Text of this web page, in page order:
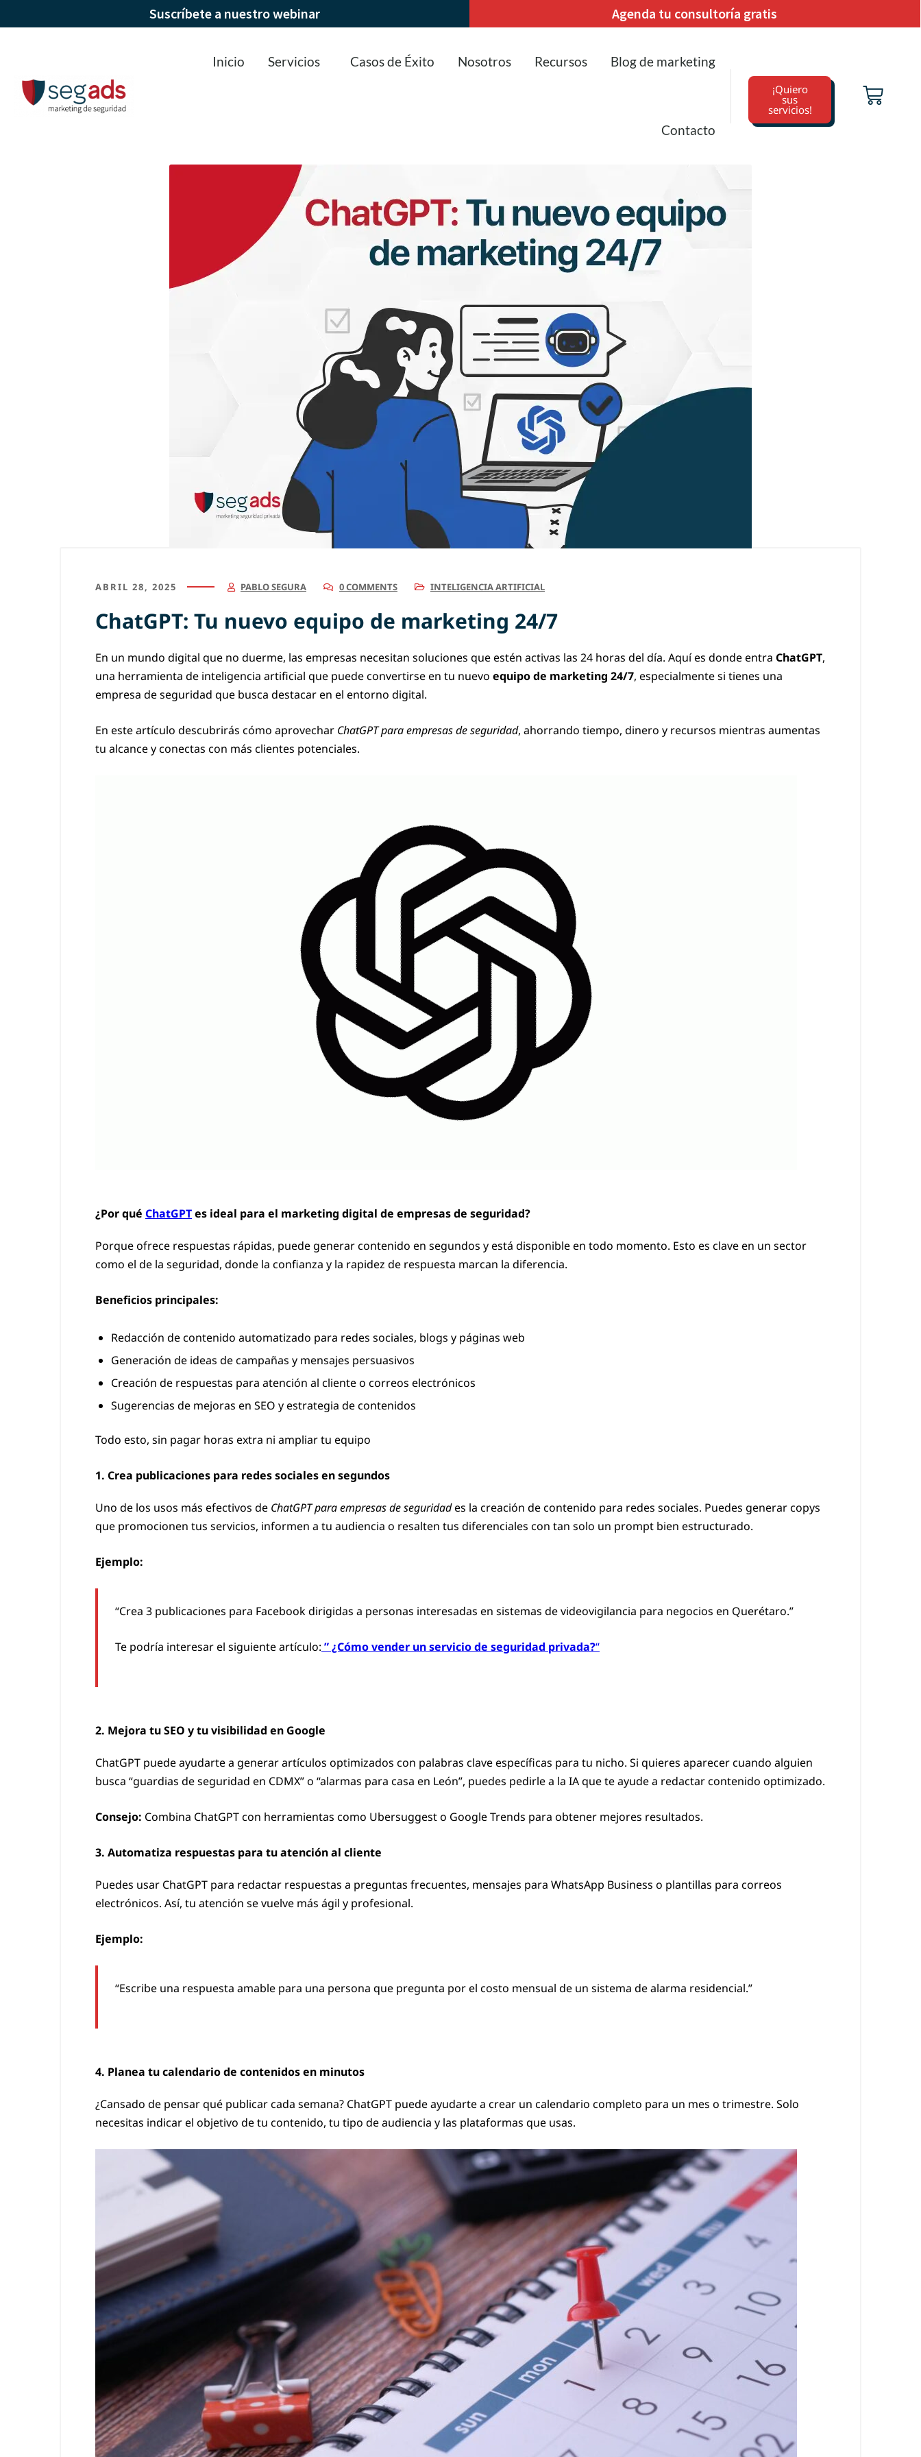
Suscríbete a nuestro webinar Agenda tu consultoría gratis
Inicio Servicios Casos de Éxito Nosotros Recursos Blog de marketing
Contacto
¡Quiero
sus
servicios!
ABRIL 28, 2025 PABLO SEGURA 0 COMMENTS INTELIGENCIA ARTIFICIAL
ChatGPT: Tu nuevo equipo de marketing 24/7
En un mundo digital que no duerme, las empresas necesitan soluciones que estén activas las 24 horas del día. Aquí es donde entra ChatGPT,
una herramienta de inteligencia artificial que puede convertirse en tu nuevo equipo de marketing 24/7, especialmente si tienes una
empresa de seguridad que busca destacar en el entorno digital.
En este artículo descubrirás cómo aprovechar ChatGPT para empresas de seguridad, ahorrando tiempo, dinero y recursos mientras aumentas
tu alcance y conectas con más clientes potenciales.
¿Por qué ChatGPTes ideal para el marketing digital de empresas de seguridad?
Porque ofrece respuestas rápidas, puede generar contenido en segundos y está disponible en todo momento. Esto es clave en un sector
como el de la seguridad, donde la confianza y la rapidez de respuesta marcan la diferencia.
Beneficios principales:
Redacción de contenido automatizado para redes sociales, blogs y páginas web
Generación de ideas de campañas y mensajes persuasivos
Creación de respuestas para atención al cliente o correos electrónicos
Sugerencias de mejoras en SEO y estrategia de contenidos
Todo esto, sin pagar horas extra ni ampliar tu equipo
1. Crea publicaciones para redes sociales en segundos
Uno de los usos más efectivos de ChatGPT para empresas de seguridades la creación de contenido para redes sociales. Puedes generar copys
que promocionen tus servicios, informen a tu audiencia o resalten tus diferenciales con tan solo un prompt bien estructurado.
Ejemplo:
“Crea 3 publicaciones para Facebook dirigidas a personas interesadas en sistemas de videovigilancia para negocios en Querétaro.”
Te podría interesar el siguiente artículo: ” ¿Cómo vender un servicio de seguridad privada?“
2. Mejora tu SEO y tu visibilidad en Google
ChatGPT puede ayudarte a generar artículos optimizados con palabras clave específicas para tu nicho. Si quieres aparecer cuando alguien
busca “guardias de seguridad en CDMX” o “alarmas para casa en León”, puedes pedirle a la IA que te ayude a redactar contenido optimizado.
Consejo: Combina ChatGPT con herramientas como Ubersuggest o Google Trends para obtener mejores resultados.
3. Automatiza respuestas para tu atención al cliente
Puedes usar ChatGPT para redactar respuestas a preguntas frecuentes, mensajes para WhatsApp Business o plantillas para correos
electrónicos. Así, tu atención se vuelve más ágil y profesional.
Ejemplo:
“Escribe una respuesta amable para una persona que pregunta por el costo mensual de un sistema de alarma residencial.”
4. Planea tu calendario de contenidos en minutos
¿Cansado de pensar qué publicar cada semana? ChatGPT puede ayudarte a crear un calendario completo para un mes o trimestre. Solo
necesitas indicar el objetivo de tu contenido, tu tipo de audiencia y las plataformas que usas.